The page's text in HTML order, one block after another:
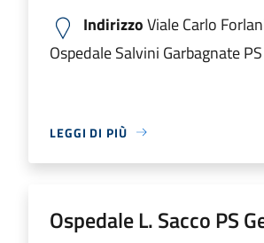
IndirizzoViale Carlo
Ospedale Salvini Garbagnate
LEGGI DI PIÙ
Ospedale L. Sacco PS